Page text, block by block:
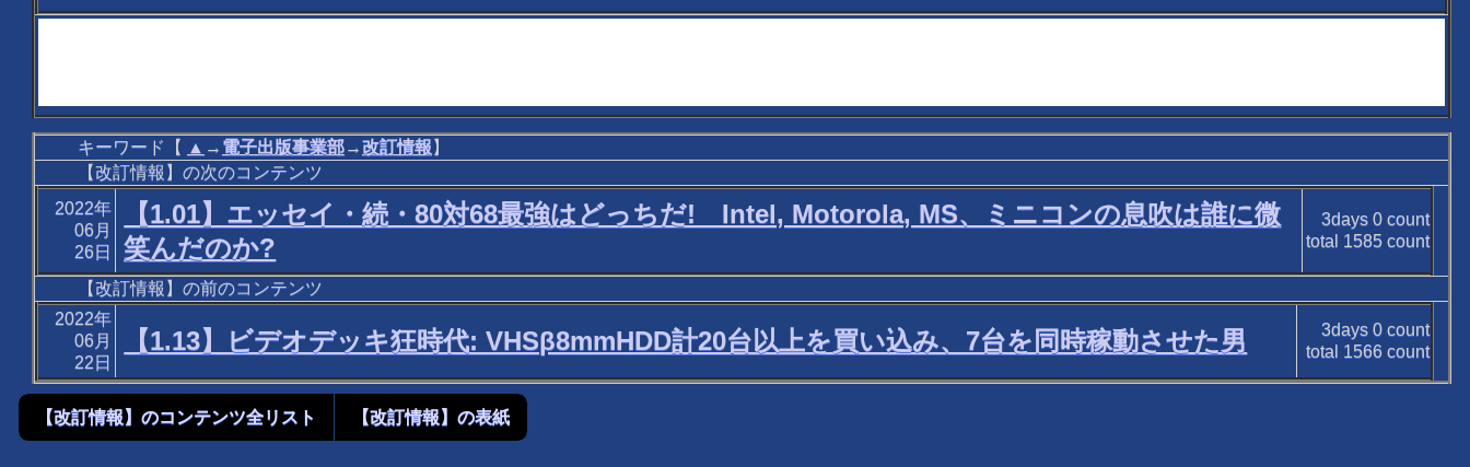
キーワード【 ▲ → 電子出版事業部→改訂情報】
【改訂情報】の次のコンテンツ
2022年
06月
26日
【1.01】エッセイ・続・80対68最強はどっちだ! Intel, Motorola, MS、ミニコンの息吹は誰に微
笑んだのか?
3days 0count
total 1585count
【改訂情報】の前のコンテンツ
2022年
06月
22日
【1.13】ビデオデッキ狂時代: VHSβ8mmHDD計20台以上を買い込み、7台を同時稼動させた男 3days 0count
total 1566count
【改訂情報】のコンテンツ全リスト 【改訂情報】の表紙